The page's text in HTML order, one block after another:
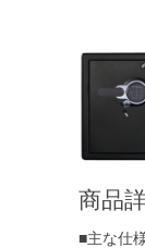
商品
■主な仕